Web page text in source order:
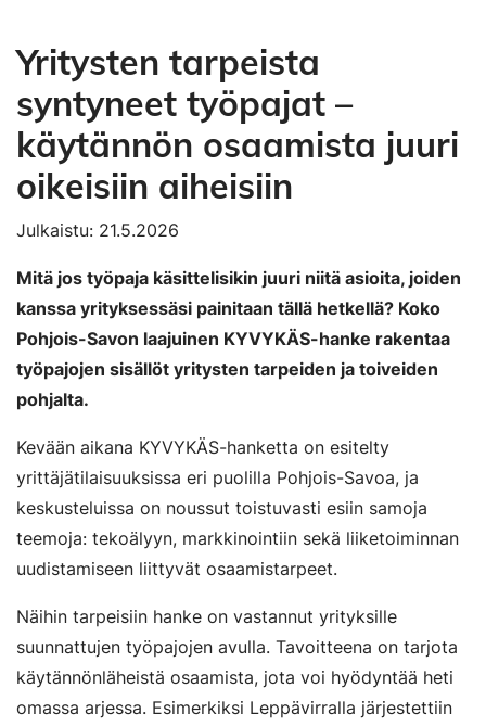
Yritysten tarpeista
syntyneet työpajat –
käytännön osaamista juuri
oikeisiin aiheisiin
Julkaistu: 21.5.2026
Mitä jos työpaja käsittelisikin juuri niitä asioita, joiden
kanssa yrityksessäsi painitaan tällä hetkellä? Koko
Pohjois-Savon laajuinen KYVYKÄS-hanke rakentaa
työpajojen sisällöt yritysten tarpeiden ja toiveiden
pohjalta.
Kevään aikana KYVYKÄS-hanketta on esitelty
yrittäjätilaisuuksissa eri puolilla Pohjois-Savoa, ja
keskusteluissa on noussut toistuvasti esiin samoja
teemoja: tekoälyyn, markkinointiin sekä liiketoiminnan
uudistamiseen liittyvät osaamistarpeet.
Näihin tarpeisiin hanke on vastannut yrityksille
suunnattujen työpajojen avulla. Tavoitteena on tarjota
käytännönläheistä osaamista, jota voi hyödyntää heti
omassa arjessa. Esimerkiksi Leppävirralla järjestettiin